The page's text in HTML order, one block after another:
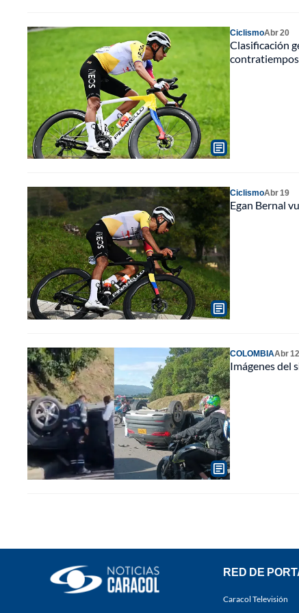
CiclismoAbr 20
Clasificación
contratiempos
CiclismoAbr 19
Egan Bernal
COLOMBIAAbr 12
Imágenes del
RED DE
Caracol Televisión